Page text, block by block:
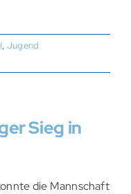
, Jugend
Sieg in
die Mannschaft